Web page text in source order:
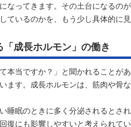
なってきます。その土台になるの
ているのかを、もう少し具体的に
成長ホルモン」の働き
本当ですか？」と聞かれることが
ます。成長ホルモンは、筋肉や骨
睡眠のときに多く分泌されるとさ
復にも影響しやすいと考えられて